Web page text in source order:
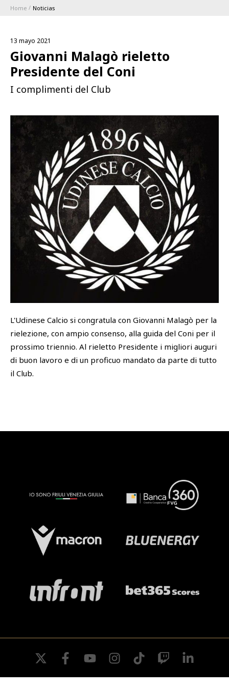
1896 MEMBERSHIP PROGRAM
TEMPORADA
Serie A
Coppa Italia
Calendari e Risultati
Classifiche
Cattedra Universidad Europea
Esports
BLUENERGY STADIUM
MEETING CENTER
PATROCINADORES
SQUADRE
SHOP
PHOTOGALLERY
Home Noticias
13 mayo 2021
Giovanni Malagò rieletto
Presidente del Coni
I complimenti del Club
L'Udinese Calcio si congratula con Giovanni Malagò per la
rielezione, con ampio consenso, alla guida del Coni per il
prossimo triennio. Al rieletto Presidente i migliori auguri
di buon lavoro e di un proficuo mandato da parte di tutto
il Club.
twitter facebookyoutube instagramtiktok twitch